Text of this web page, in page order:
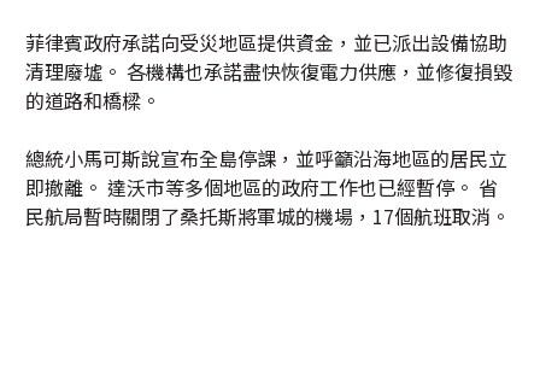
菲律賓政府承諾向受災地區提供資金，並已派出設備協助
清理廢墟。 各機構也承諾盡快恢復電力供應，並修復損毀
的道路和橋樑。
總統小馬可斯說宣布全島停課，並呼籲沿海地區的居民立
即撤離。 達沃市等多個地區的政府工作也已經暫停。 省
民航局暫時關閉了桑托斯將軍城的機場，17個航班取消。